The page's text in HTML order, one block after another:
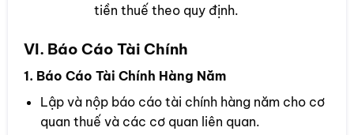
tiền thuế theo quy định.
VI. Báo Cáo Tài Chính
1. Báo Cáo Tài Chính Hàng Năm
Lập và nộp báo cáo tài chính hàng năm cho cơ
quan thuế và các cơ quan liên quan.